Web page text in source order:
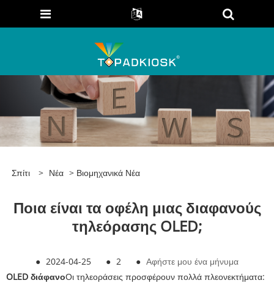
Σπίτι > Νέα > Βιομηχανικά Νέα
Ποια είναι τα οφέλη μιας διαφανούς
τηλεόρασης OLED;
● 2024-04-25 ● 2 ● Αφήστε μου ένα μήνυμα
OLED διάφανοΟι τηλεοράσεις προσφέρουν πολλά πλεονεκτήματα: